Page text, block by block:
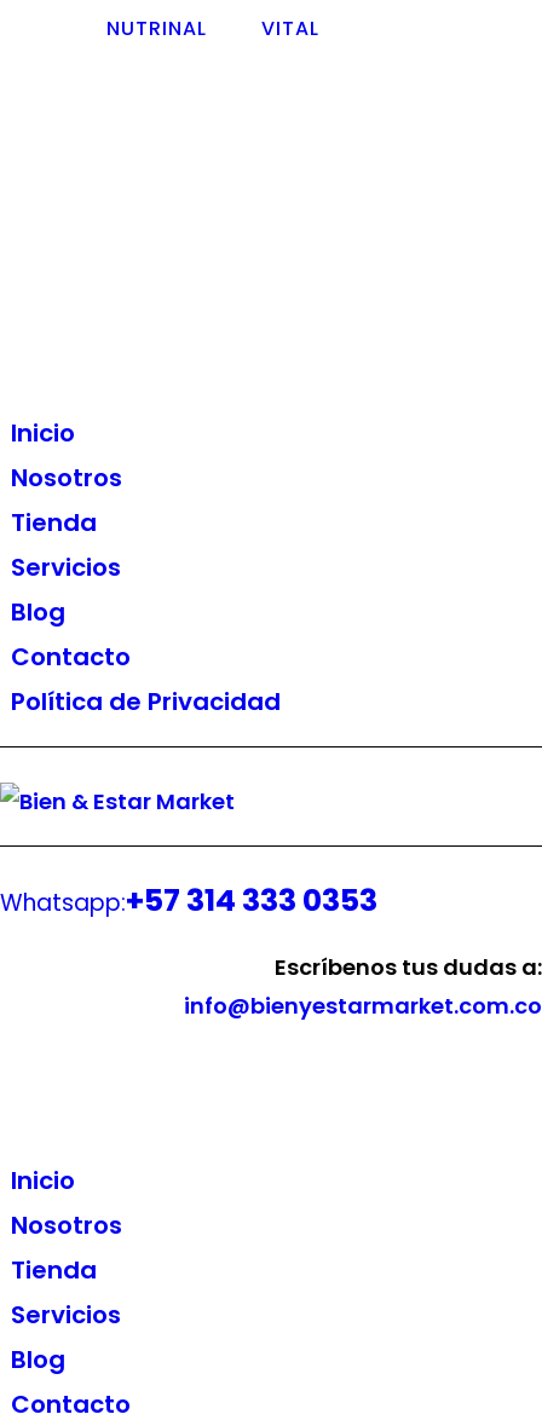
NUTRINAL
VITAL
Inicio
Nosotros
Tienda
Servicios
Blog
Contacto
Política de Privacidad
Whatsapp:+57 314 333 0353
Escríbenos tus dudas a:
info@bienyestarmarket.com.co
Inicio
Nosotros
Tienda
Servicios
Blog
Contacto